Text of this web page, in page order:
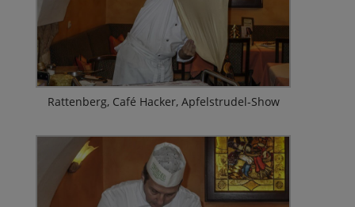
Rattenberg, Café Hacker, Apfelstrudel-Show